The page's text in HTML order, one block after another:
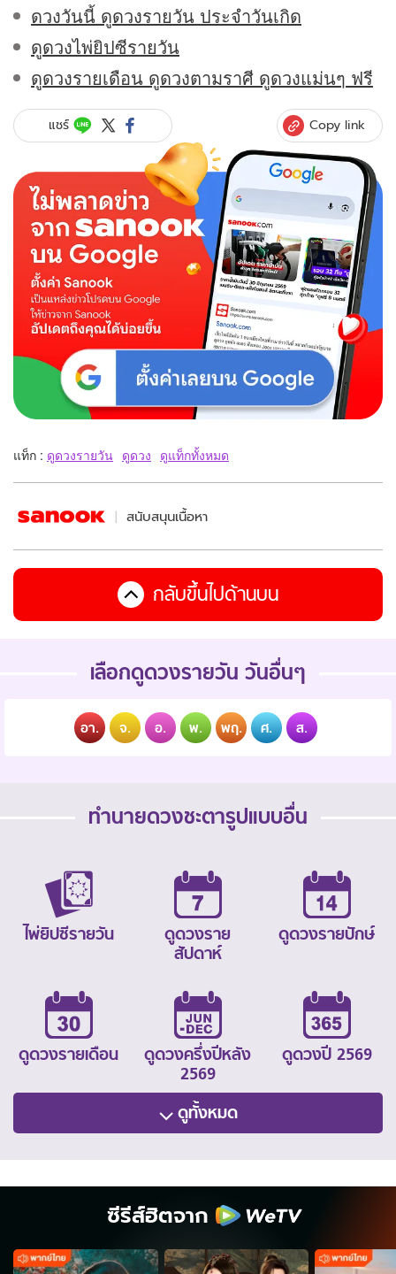
ดวงวันนี้ ดูดวงรายวัน ประจำวันเกิด
ดูดวงไพ่ยิปซีรายวัน
ดูดวงรายเดือน ดูดวงตามราศี ดูดวงแม่นๆ ฟรี
แชร์ Copy link
แท็ก : ดูดวงรายวัน ดูดวง ดูแท็กทั้งหมด
สนับสนุนเนื้อหา
กลับขึ้นไปด้านบน
เลือกดูดวงรายวัน วันอื่นๆ
อา. จ. อ. พ. พฤ. ศ. ส.
ทำนายดวงชะตารูปแบบอื่น
ไพ่ยิปซีรายวัน
ดูดวงราย
สัปดาห์
ดูดวงรายปักษ์
ดูดวงรายเดือน
ดูดวงครึ่งปีหลัง
2569
ดูดวงปี 2569
ดูทั้งหมด
ซีรีส์ฮิตจาก